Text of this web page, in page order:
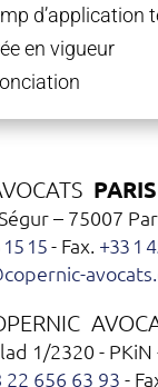
d’application
en vigueur
PARIS
– 75007
15- Fax. +33 1
1/2320 - PKiN
22 656 63 93 -